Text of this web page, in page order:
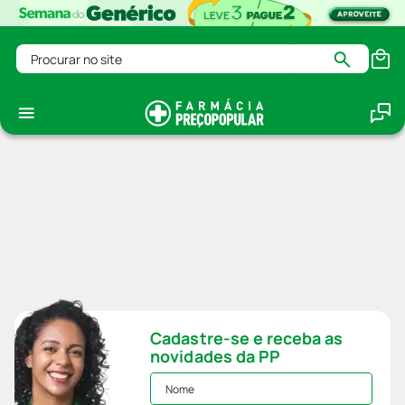
Procurar no site
Cadastre-se e receba as
novidades da PP